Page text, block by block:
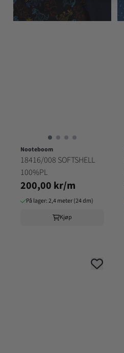
Nooteboom
18416/008 SOFTSHELL
100%PL
200,00 kr/m
På lager: 2,4 meter (24 dm)
Kjøp